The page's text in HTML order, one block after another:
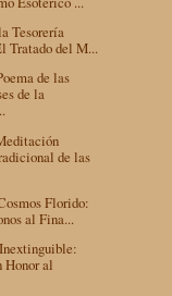
Tesorería
Tratado del M...
de las
de la
de las
Florido:
al Fina...
Honor al